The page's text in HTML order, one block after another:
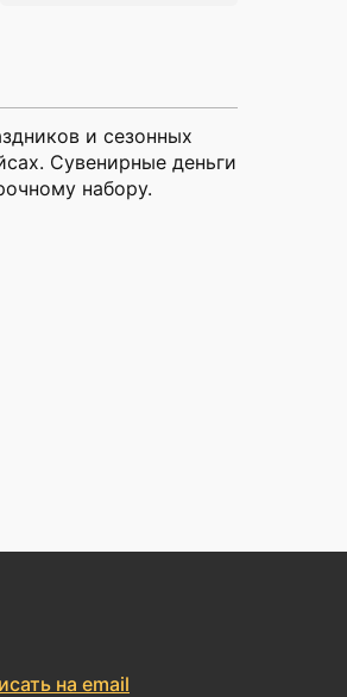
и сезонных
Сувенирные деньги
набору.
на email